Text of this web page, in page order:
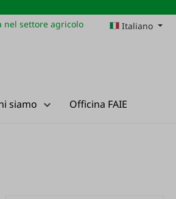
nel settore agricolo Italiano
nella lista dei desideri
siamo Officina FAIE